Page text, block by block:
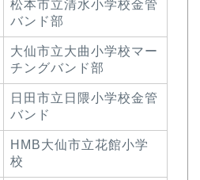
松本市立清水小学校金管
バンド部
大仙市立大曲小学校マー
チングバンド部
日田市立日隈小学校金管
バンド
HMB大仙市立花館小学
校